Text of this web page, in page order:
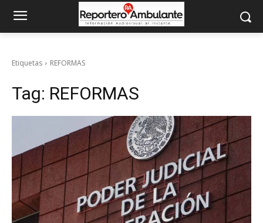
Etiquetas REFORMAS
Tag: REFORMAS